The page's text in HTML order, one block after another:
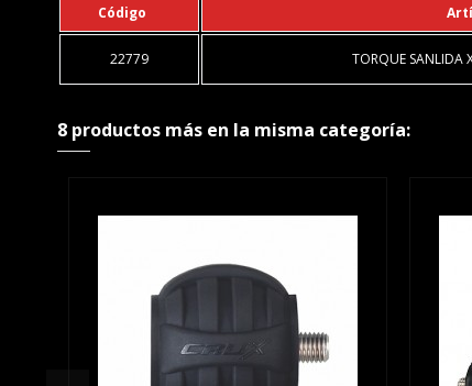
Código
22779 TORQUE SANLIDA
8 productos más en la misma categoría: